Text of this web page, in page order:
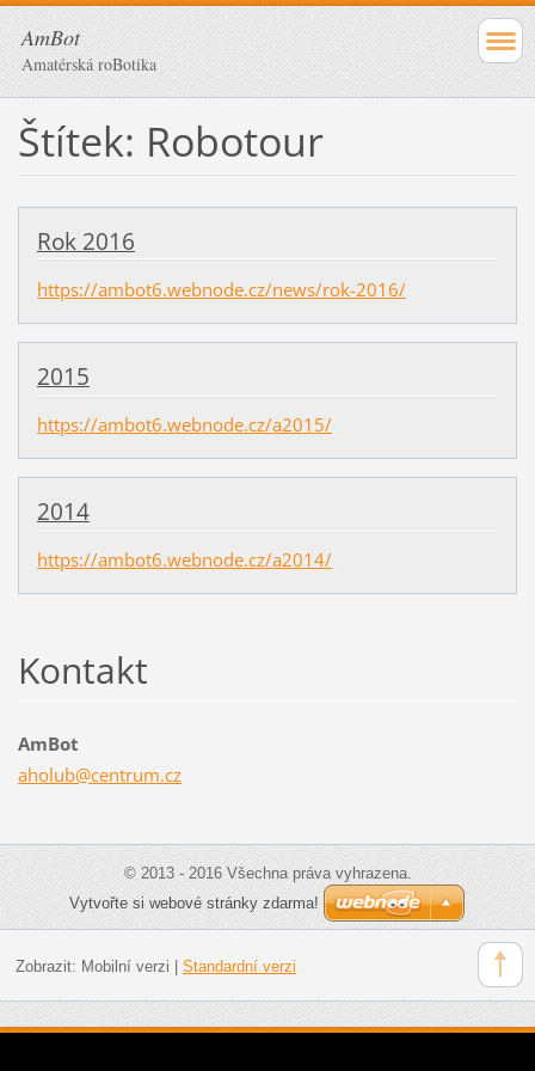
AmBot
Amatérská roBotika
Štítek: Robotour
Rok 2016
https://ambot6.webnode.cz/news/rok-2016/
2015
https://ambot6.webnode.cz/a2015/
2014
https://ambot6.webnode.cz/a2014/
Kontakt
AmBot
aholub@centrum.cz
© 2013 - 2016 Všechna práva vyhrazena.
Vytvořte si webové stránky zdarma!
Zobrazit: Mobilní verzi | Standardní verzi